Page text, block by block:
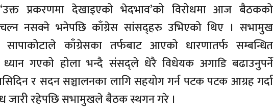
प्रकरणमा देखाइएको भेदभाव’को विरोधमा आज बैठकको
चल्न नसक्ने भनेपछि काँग्रेस सांसद्हरु उभिएको थिए । सभामुख
सापाकोटाले काँग्रेसका तर्फबाट आएको धारणातर्फ सम्बन्धित
ध्यान गएको होला भन्दै संसद्ले धेरै विधेयक अगाडि बढाउनुपर्ने
र सदन सञ्चालनका लागि सहयोग गर्न पटक पटक आग्रह गर्दा
जारी रहेपछि सभामुखले बैठक स्थगन गरे ।